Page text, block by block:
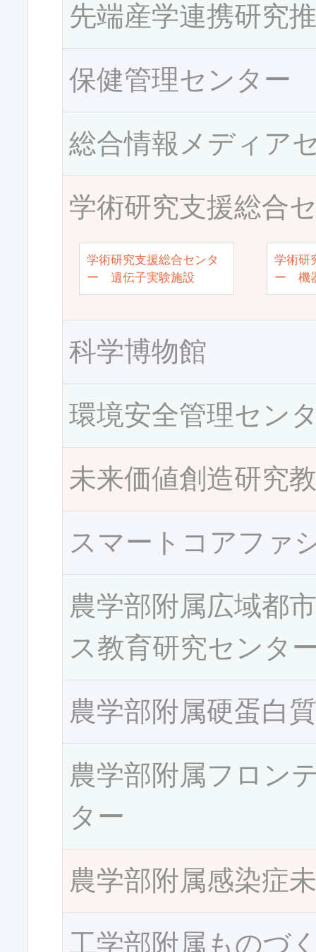
先端産学連携研究
保健管理センター
総合情報メディア
学術研究支援総合
学術研究支援総合センタ
ー 遺伝子実験施設
学術研
ー 機
科学博物館
環境安全管理セン
未来価値創造研究
スマートコアファ
農学部附属広域都
ス教育研究センタ
農学部附属硬蛋白
農学部附属フロン
ター
農学部附属感染症
工学部附属ものづ